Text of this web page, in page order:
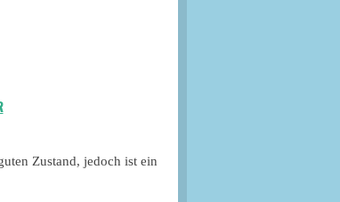
Zustand, jedoch ist ein